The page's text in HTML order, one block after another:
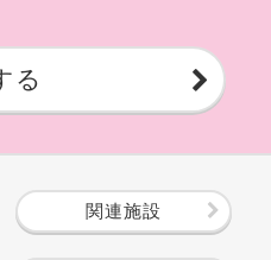
る
関連施設